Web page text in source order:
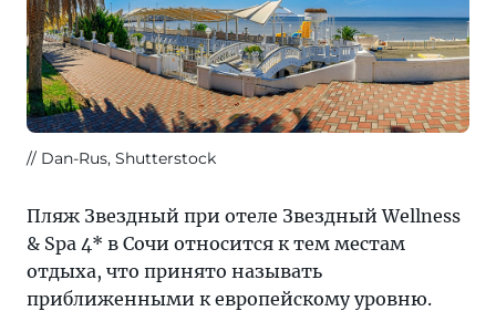
Dan-Rus, Shutterstock
Пляж Звездный при отеле Звездный Wellness
& Spa 4* в Сочи относится к тем местам
отдыха, что принято называть
приближенными к европейскому уровню.